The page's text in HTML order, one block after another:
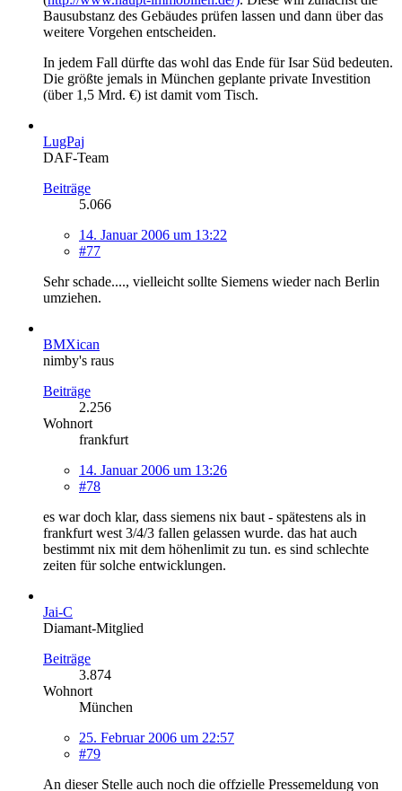
Bausubstanz des Gebäudes prüfen lassen und dann über das
weitere Vorgehen entscheiden.
In jedem Fall dürfte das wohl das Ende für Isar Süd bedeuten.
Die größte jemals in München geplante private Investition
(über 1,5 Mrd. €) ist damit vom Tisch.
LugPaj
DAF-Team
Beiträge
5.066
14. Januar 2006 um 13:22
#77
Sehr schade...., vielleicht sollte Siemens wieder nach Berlin
umziehen.
BMXican
nimby's raus
Beiträge
2.256
Wohnort
frankfurt
14. Januar 2006 um 13:26
#78
es war doch klar, dass siemens nix baut - spätestens als in
frankfurt west 3/4/3 fallen gelassen wurde. das hat auch
bestimmt nix mit dem höhenlimit zu tun. es sind schlechte
zeiten für solche entwicklungen.
Jai-C
Diamant-Mitglied
Beiträge
3.874
Wohnort
München
25. Februar 2006 um 22:57
#79
An dieser Stelle auch noch die offzielle Pressemeldung von